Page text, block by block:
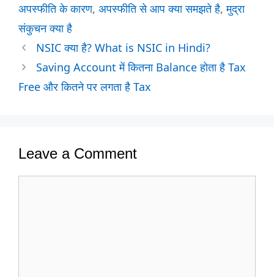
अपस्फीति के कारण, अपस्फीति से आप क्या समझते है,मुद्रा
संकुचन क्या है
NSIC क्या है? What is NSIC in Hindi?
Saving Account में कितना Balance होता है Tax
Free और कितने पर लगता है Tax
Leave a Comment